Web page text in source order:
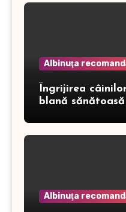
Albinuţa
Îngrijirea
blană
Albinuţa